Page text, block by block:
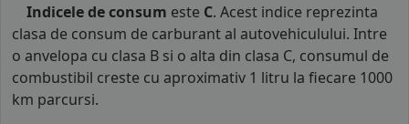
Indicele de consum este C. Acest indice reprezinta
clasa de consum de carburant al autovehiculului. Intre
o anvelopa cu clasa B si o alta din clasa C, consumul de
combustibil creste cu aproximativ 1 litru la fiecare 1000
km parcursi.